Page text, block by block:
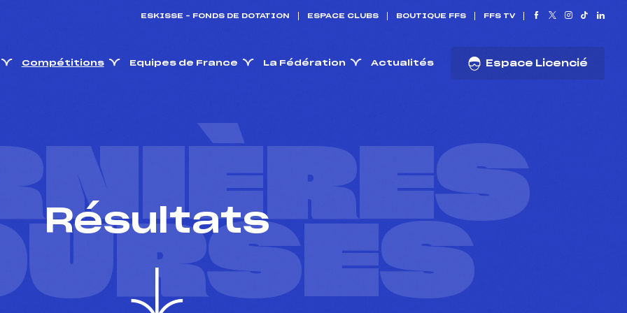
ESKISSE – FONDS DE DOTATION ESPACE CLUBS BOUTIQUE FFS FFS TV
Compétitions Equipes de France La Fédération Actualités Espace Licencié
Résultats